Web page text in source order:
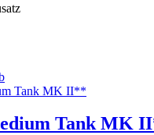
Tank MK